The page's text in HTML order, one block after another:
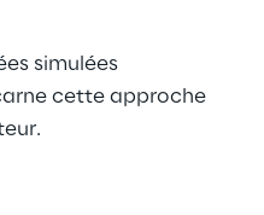
simulées
cette approche